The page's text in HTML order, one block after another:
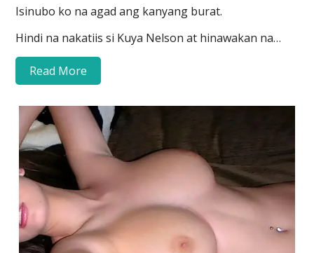
Isinubo ko na agad ang kanyang burat.
Hindi na nakatiis si Kuya Nelson at hinawakan na…
Read More